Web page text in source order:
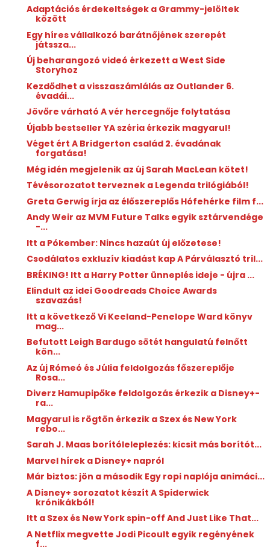
Adaptációs érdekeltségek a Grammy-jelöltek
között
Egy híres vállalkozó barátnőjének szerepét
játssza...
Új beharangozó videó érkezett a West Side
Storyhoz
Kezdődhet a visszaszámlálás az Outlander 6.
évadái...
Jövőre várható A vér hercegnője folytatása
Újabb bestseller YA széria érkezik magyarul!
Véget ért A Bridgerton család 2. évadának
forgatása!
Még idén megjelenik az új Sarah MacLean kötet!
Tévésorozatot terveznek a Legenda trilógiából!
Greta Gerwig írja az élőszereplős Hófehérke film f...
Andy Weir az MVM Future Talks egyik sztárvendége
-...
Itt a Pókember: Nincs hazaút új előzetese!
Csodálatos exkluzív kiadást kap A Párválasztó tril...
BRÉKING! Itt a Harry Potter ünneplés ideje - újra ...
Elindult az idei Goodreads Choice Awards
szavazás!
Itt a következő Vi Keeland-Penelope Ward könyv
mag...
Befutott Leigh Bardugo sötét hangulatú felnőtt
kön...
Az új Rómeó és Júlia feldolgozás főszereplője
Rosa...
Diverz Hamupipőke feldolgozás érkezik a Disney+-
ra...
Magyarul is rögtön érkezik a Szex és New York
rebo...
Sarah J. Maas borítóleleplezés: kicsit más borítót...
Marvel hírek a Disney+ napról
Már biztos: jön a második Egy ropi naplója animáci...
A Disney+ sorozatot készít A Spiderwick
krónikákból!
Itt a Szex és New York spin-off And Just Like That...
A Netflix megvette Jodi Picoult egyik regényének
f...